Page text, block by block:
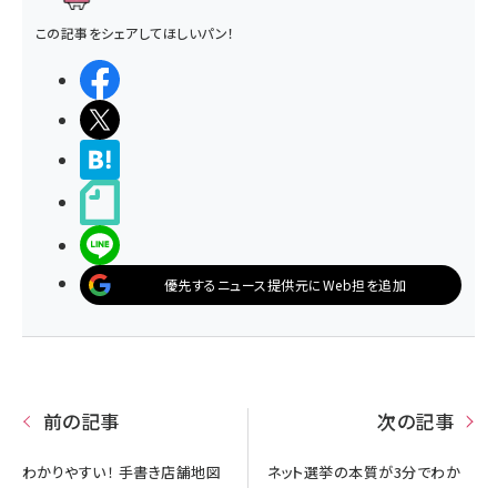
この記事をシェアしてほしいパン！
優先するニュース提供元にWeb担を追加
前の記事
わかりやすい！ 手書き店舗地図
次の記事
ネット選挙の本質が3分でわか